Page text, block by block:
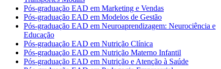
Pós-graduação EAD em Marketing e Vendas
Pós-graduação EAD em Modelos de Gestão
Pós-graduação EAD em Neuroaprendizagem: Neurociência e
Educação
Pós-graduação EAD em Nutrição Clínica
Pós-graduação EAD em Nutrição Materno Infantil
Pós-graduação EAD em Nutrição e Atenção à Saúde